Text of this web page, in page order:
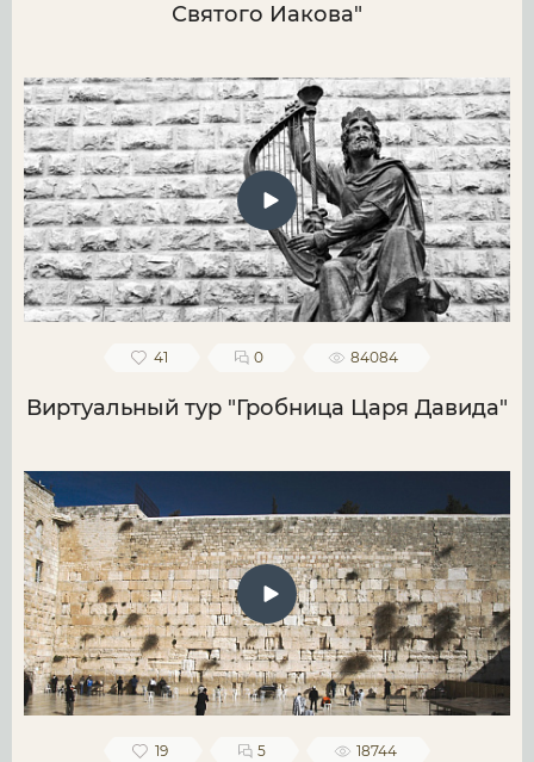
Святого Иакова"
41 0 84084
Виртуальный тур "Гробница Царя Давида"
19 5 18744